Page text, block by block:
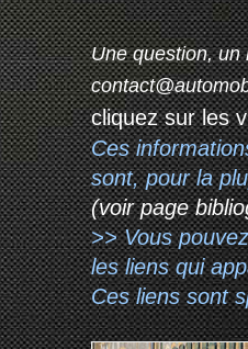
Une question, un
cliquez sur les
Ces
sont, pour la
(voir page
>> Vous
les liens qui
Ces liens sont